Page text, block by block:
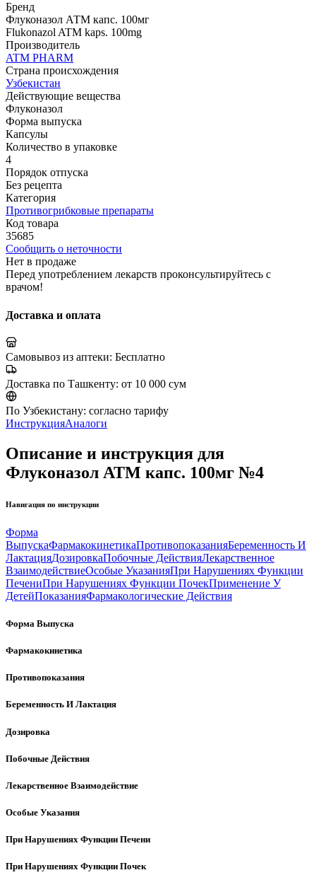
Бренд
Флуконазол АТМ капс. 100мг
Flukonazol ATM kaps. 100mg
Производитель
ATM PHARM
Страна происхождения
Узбекистан
Действующие вещества
Флуконазол
Форма выпуска
Капсулы
Количество в упаковке
4
Порядок отпуска
Без рецепта
Категория
Противогрибковые препараты
Код товара
35685
Сообщить о неточности
Нет в продаже
Перед употреблением лекарств проконсультируйтесь с
врачом!
Доставка и оплата
Самовывоз из аптеки: Бесплатно
Доставка по Ташкенту: от 10 000 сум
По Узбекистану: согласно тарифу
ИнструкцияАналоги
Описание и инструкция для
Флуконазол АТМ капс. 100мг №4
Навигация по инструкции
Форма
ВыпускаФармакокинетикаПротивопоказанияБеременность И
ЛактацияДозировкаПобочные ДействияЛекарственное
ВзаимодействиеОсобые УказанияПри Нарушениях Функции
ПечениПри Нарушениях Функции ПочекПрименение У
ДетейПоказанияФармакологические Действия
Форма Выпуска
Фармакокинетика
Противопоказания
Беременность И Лактация
Дозировка
Побочные Действия
Лекарственное Взаимодействие
Особые Указания
При Нарушениях Функции Печени
При Нарушениях Функции Почек